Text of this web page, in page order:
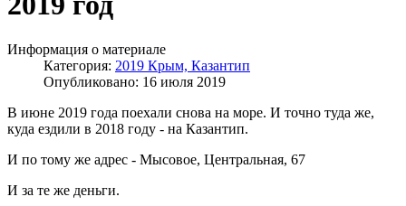
Информация о материале
Категория: 2019 Крым, Казантип
Опубликовано: 16 июля 2019
В июне 2019 года поехали снова на море. И точно туда же,
куда ездили в 2018 году - на Казантип.
И по тому же адрес - Мысовое, Центральная, 67
И за те же деньги.